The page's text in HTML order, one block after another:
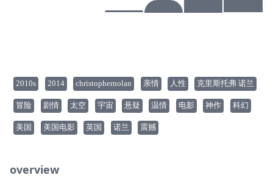
2010s 2014 christophernolan 亲情 人性 克里斯托弗 诺兰
冒险 剧情 太空 宇宙 悬疑 温情 电影 神作 科幻
美国 美国电影 英国 诺兰 震撼
overview